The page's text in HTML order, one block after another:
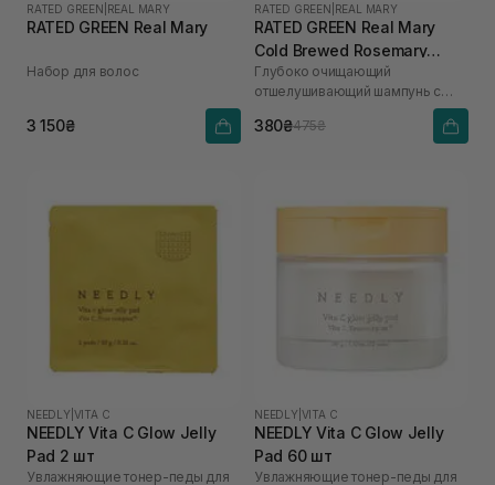
RATED GREEN REAL MARY
RATED GREEN Real Mary
Набор для волос
3 150₴
RATED GREEN REAL MARY
RATED GREEN Real Mary
Cold Brewed Rosemary
Exfoliating Scalp Shampoo
100 мл
Глубоко очищающий
отшелушивающий шампунь с
380₴475₴
NEEDLY VITA C
NEEDLY Vita C Glow Jelly
Pad 2 шт
Увлажняющие тонер-педы для
NEEDLY VITA C
NEEDLY Vita C Glow Jelly
Pad 60 шт
Увлажняющие тонер-педы для